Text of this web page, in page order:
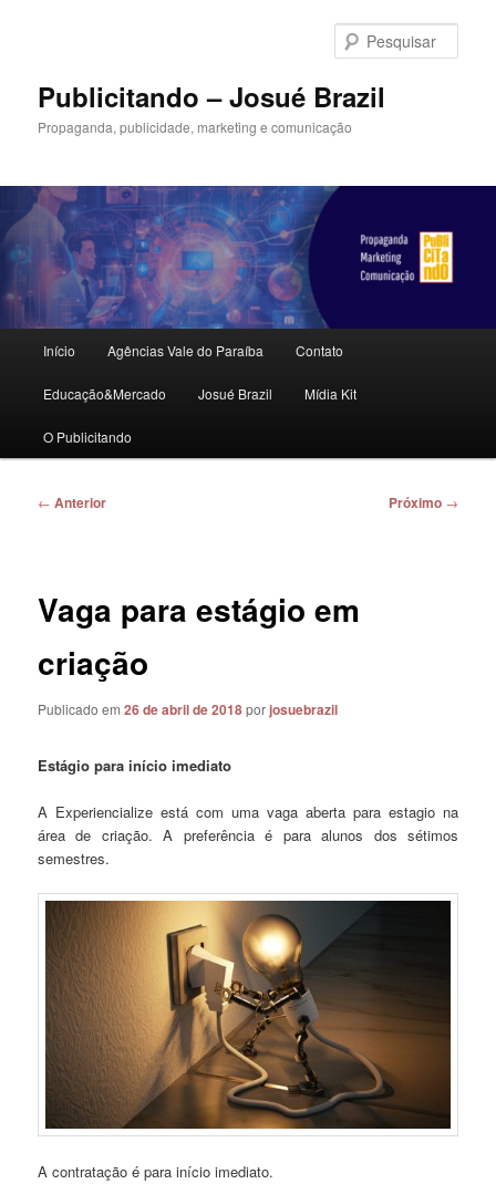
principalPublicitando – Josué Brazil
Propaganda, publicidade, marketing e comunicação
principal
Início Agências Vale do Paraíba Contato
Educação&Mercado Josué Brazil Mídia Kit
O Publicitando
Navegação
← Anterior Próximo →
Vaga para estágio em
criação
Publicado em26 de abril de 2018porjosuebrazil
Estágio para início imediato
A Experiencialize está com uma vaga aberta para estagio na
área de criação. A preferência é para alunos dos sétimos
semestres.
A contratação é para início imediato.